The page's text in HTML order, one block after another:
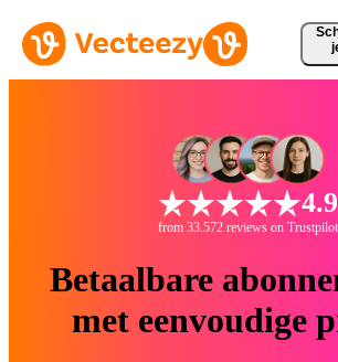
4.9
from 33.572 reviews on Trustpilot
Betaalbare
met eenvoudige